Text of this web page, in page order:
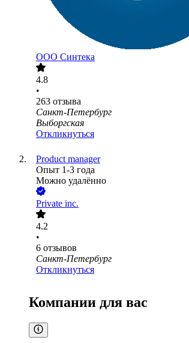
ООО Синтека
4.8
•
263 отзыва
Санкт-Петербург
Выборгская
Откликнуться
Product manager
Опыт 1-3 года
Можно удалённо
Private inc.
4.2
•
6 отзывов
Санкт-Петербург
Откликнуться
Компании для вас